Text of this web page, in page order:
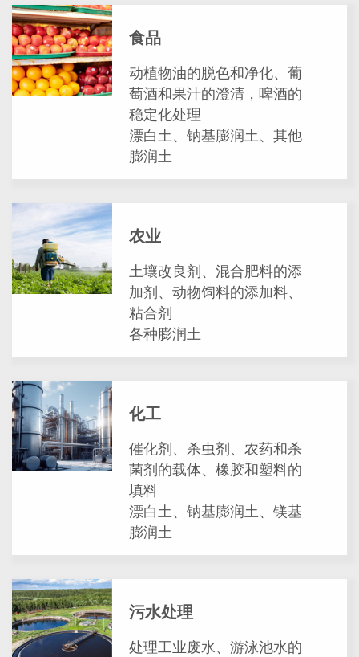
食品
动植物油的脱色和净化、葡
萄酒和果汁的澄清，啤酒的
稳定化处理
漂白土、钠基膨润土、其他
膨润土
农业
土壤改良剂、混合肥料的添
加剂、动物饲料的添加料、
粘合剂
各种膨润土
化工
催化剂、杀虫剂、农药和杀
菌剂的载体、橡胶和塑料的
填料
漂白土、钠基膨润土、镁基
膨润土
污水处理
处理工业废水、游泳池水的